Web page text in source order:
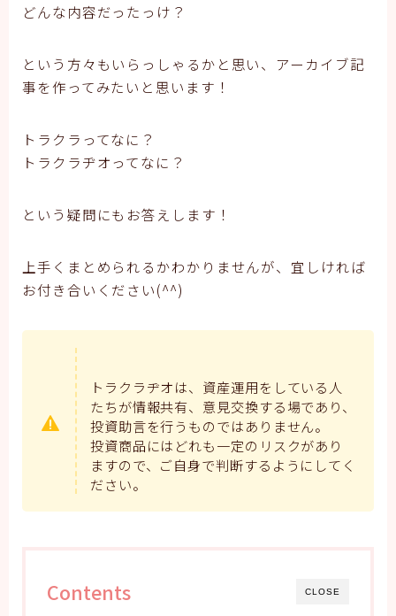
どんな内容だったっけ？
という方々もいらっしゃるかと思い、アーカイブ記
事を作ってみたいと思います！
トラクラってなに？
トラクラヂオってなに？
という疑問にもお答えします！
上手くまとめられるかわかりませんが、宜しければ
お付き合いください(^^)
トラクラヂオは、資産運用をしている人
たちが情報共有、意見交換する場であり、
投資助言を行うものではありません。
投資商品にはどれも一定のリスクがあり
ますので、ご自身で判断するようにしてく
ださい。
CLOSE
Contents